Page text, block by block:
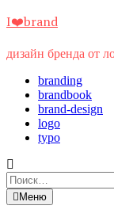
Перейти
содержимому
I❤️brand
дизайн бренда от
branding
brandbook
brand-design
logo
typo
Найти:
Меню